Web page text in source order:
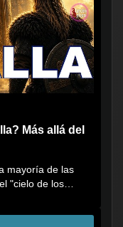
Más allá del
mayoría de las
"cielo de los